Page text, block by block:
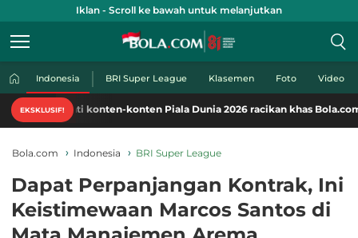
Iklan - Scroll ke bawah untuk melanjutkan
Indonesia BRI Super League Klasemen Foto Video
EKSKLUSIF!
konten-konten Piala Dunia 2026 racikan khas Bola.com. Klik di sini!
Bola.com Indonesia BRI Super League
Dapat Perpanjangan Kontrak, Ini
Keistimewaan Marcos Santos di